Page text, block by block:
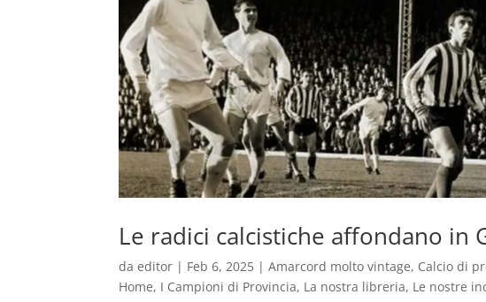
Le radici calcistiche affondano in
daeditor | Feb 6, 2025 |Amarcord molto vintage, Calcio di
Home, I Campioni di Provincia, La nostra libreria, Le nostre